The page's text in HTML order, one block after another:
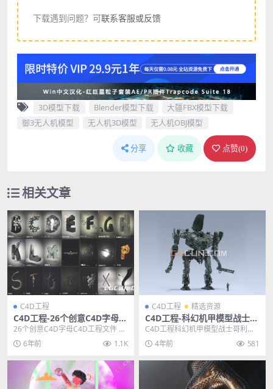
下载遇到问题？可联系客服或反馈
3D模型下载 Blender模型下载
大疆FBX模型下载
御3无人机模型
无人机3D模型 无人机OBJ模型
分享 收藏 点赞(0)
相关文章
C4D工程
C4D工程-26个创意C4D字母工
程文件 Creative letter[静帧
工程]
26个创意C4D字母C4D工程文件 Cr
eative letter[静帧工程] ...
6年前 1.1K
C4D工程 精选资源
C4D工程-科幻机甲模型战士哥
利亚C4D模型工程CG村网
C4D工程科幻机甲模型战士哥利亚C
4D模型工程CG村网 其他推荐: 3D
模型-老...
4年前 581